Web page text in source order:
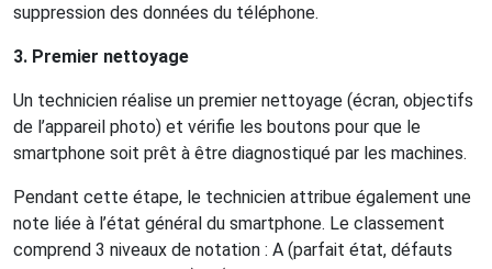
suppression des données du téléphone.
3. Premier nettoyage
Un technicien réalise un premier nettoyage (écran, objectifs
de l’appareil photo) et vérifie les boutons pour que le
smartphone soit prêt à être diagnostiqué par les machines.
Pendant cette étape, le technicien attribue également une
note liée à l’état général du smartphone. Le classement
comprend 3 niveaux de notation : A (parfait état, défauts